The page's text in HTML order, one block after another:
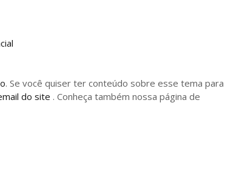
. Se você quiser ter conteúdo sobre esse tema para
do site . Conheça também nossa página de